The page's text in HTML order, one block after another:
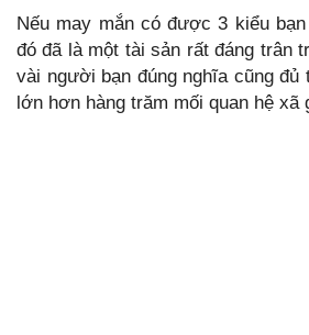
Nếu may mắn có được 3 kiểu
đó đã là một tài sản rất đáng trân
vài người bạn đúng nghĩa cũng đủ
lớn hơn hàng trăm mối quan hệ xã